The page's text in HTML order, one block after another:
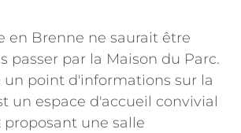
en Brenne ne saurait être
passer par la Maison du Parc.
un point d'informations sur la
un espace d'accueil convivial
une salle